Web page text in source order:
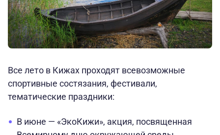
Все лето в Кижах проходят всевозможные
спортивные состязания, фестивали,
тематические праздники:
В июне — «ЭкоКижи», акция, посвященная